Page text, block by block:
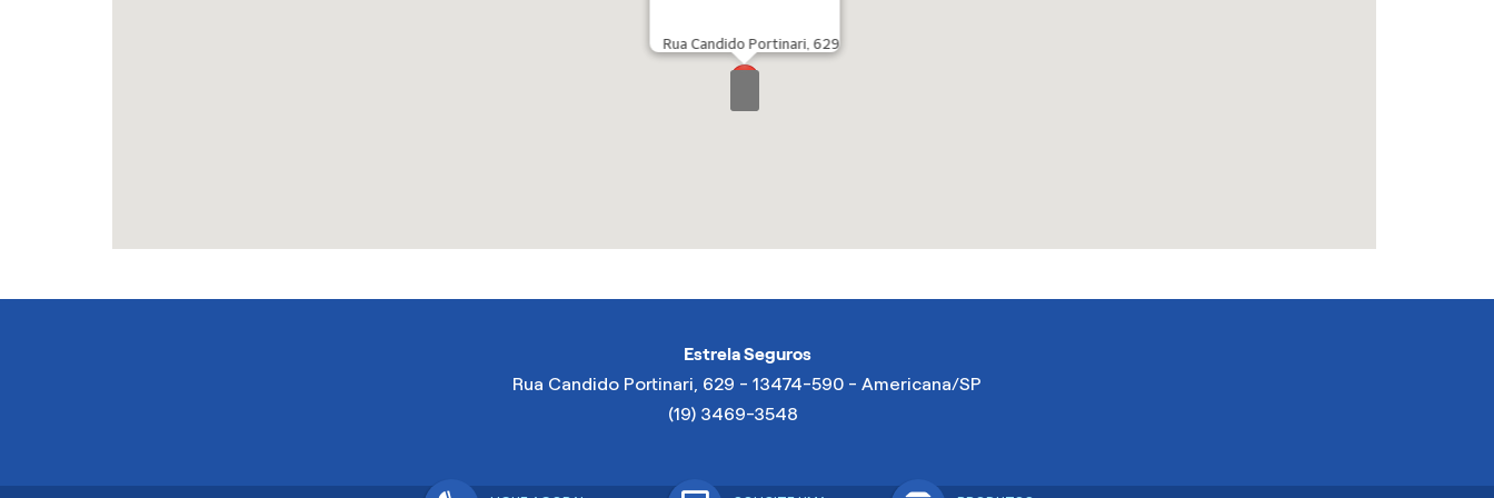
Rua Candido Portinari, 629
Estrela Seguros
Rua Candido Portinari, 629 - 13474-590 - Americana/SP
(19) 3469-3548